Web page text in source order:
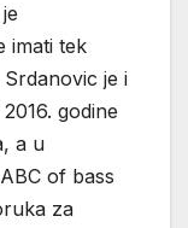
imati tek
je i
godine
a u
of bass
za